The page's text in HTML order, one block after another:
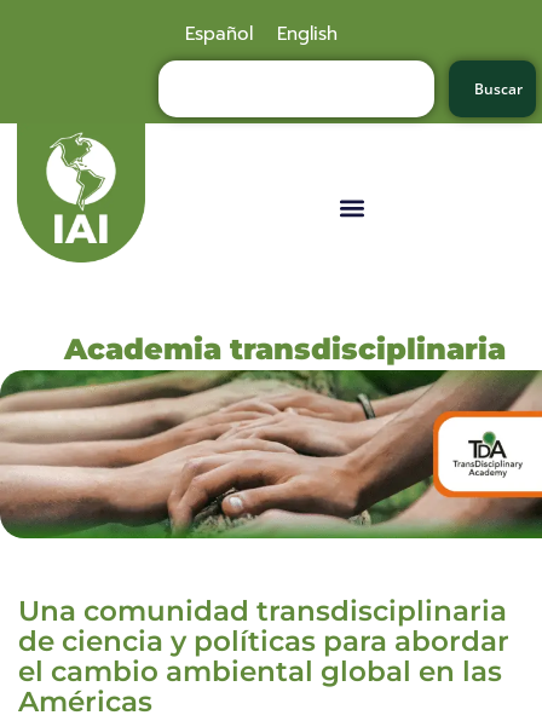
Español English
Buscar
Academia transdisciplinaria
Una comunidad transdisciplinaria
de ciencia y políticas para abordar
el cambio ambiental global en las
Américas